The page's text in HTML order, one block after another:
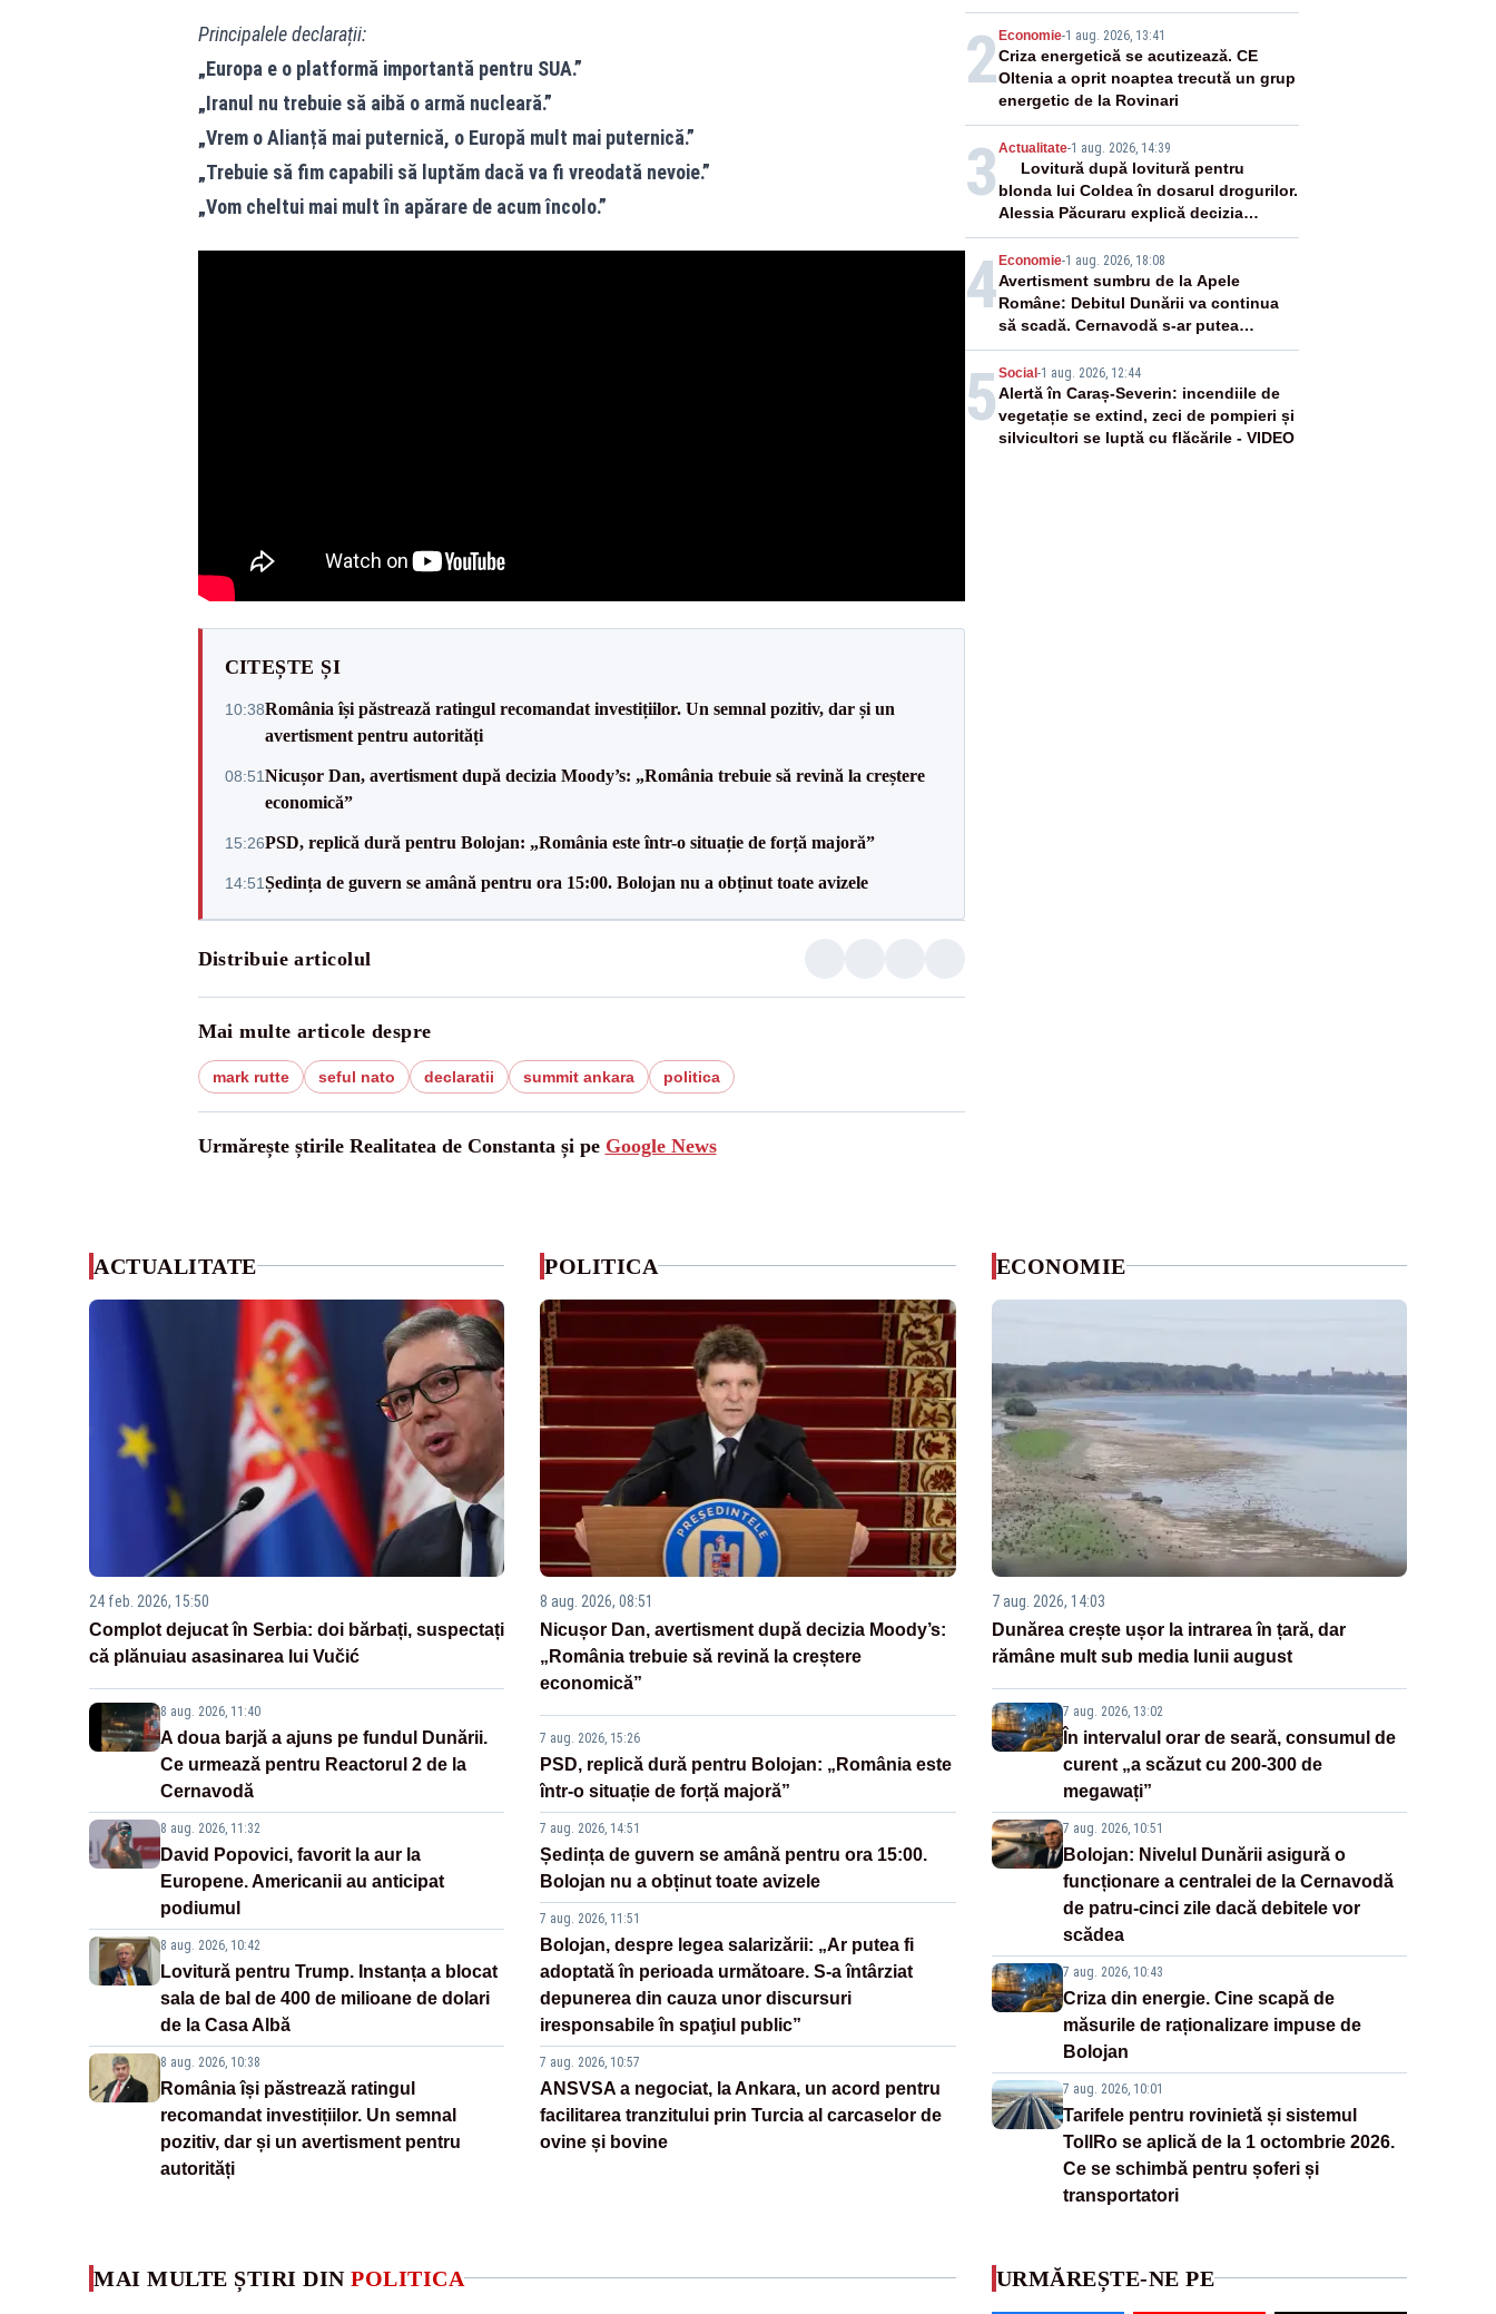
Principalele declarații:
„Europa e o platformă importantă pentru SUA.”
„Iranul nu trebuie să aibă o armă nucleară.”
„Vrem o Alianță mai puternică, o Europă mult mai puternică.”
„Trebuie să fim capabili să luptăm dacă va fi vreodată nevoie.”
„Vom cheltui mai mult în apărare de acum încolo.”
CITEȘTE ȘI
10:38România își păstrează ratingul recomandat investițiilor. Un semnal pozitiv, dar și un
avertisment pentru autorități
08:51Nicușor Dan, avertisment după decizia Moody’s: „România trebuie să revină la creștere
economică”
15:26PSD, replică dură pentru Bolojan: „România este într-o situație de forță majoră”
14:51Ședința de guvern se amână pentru ora 15:00. Bolojan nu a obținut toate avizele
Distribuie articolul
Mai multe articole despre
mark rutte seful nato declaratii summit ankara politica
Urmărește știrile Realitatea de Constanta și pe Google News
2Economie-1 aug. 2026, 13:41
Criza energetică se acutizează. CE
Oltenia a oprit noaptea trecută un grup
energetic de la Rovinari
3 Actualitate-1 aug. 2026, 14:39
Lovitură după lovitură pentru
blonda lui Coldea în dosarul drogurilor.
Alessia Păcuraru explică decizia
magistraților
4Economie-1 aug. 2026, 18:08
Avertisment sumbru de la Apele
Române: Debitul Dunării va continua
să scadă. Cernavodă s-ar putea
închide în 4 zile
5 Social-1 aug. 2026, 12:44
Alertă în Caraș-Severin: incendiile de
vegetație se extind, zeci de pompieri și
silvicultori se luptă cu flăcările - VIDEO
ACTUALITATE
24 feb. 2026, 15:50
Complot dejucat în Serbia: doi bărbați, suspectați
că plănuiau asasinarea lui Vučić
8 aug. 2026, 11:40
A doua barjă a ajuns pe fundul Dunării.
Ce urmează pentru Reactorul 2 de la
Cernavodă
8 aug. 2026, 11:32
David Popovici, favorit la aur la
Europene. Americanii au anticipat
podiumul
8 aug. 2026, 10:42
Lovitură pentru Trump. Instanța a blocat
sala de bal de 400 de milioane de dolari
de la Casa Albă
8 aug. 2026, 10:38
România își păstrează ratingul
recomandat investițiilor. Un semnal
pozitiv, dar și un avertisment pentru
autorități
POLITICA
8 aug. 2026, 08:51
Nicușor Dan, avertisment după decizia Moody’s:
„România trebuie să revină la creștere
economică”
7 aug. 2026, 15:26
PSD, replică dură pentru Bolojan: „România este
într-o situație de forță majoră”
7 aug. 2026, 14:51
Ședința de guvern se amână pentru ora 15:00.
Bolojan nu a obținut toate avizele
7 aug. 2026, 11:51
Bolojan, despre legea salarizării: „Ar putea fi
adoptată în perioada următoare. S-a întârziat
depunerea din cauza unor discursuri
iresponsabile în spaţiul public”
7 aug. 2026, 10:57
ANSVSA a negociat, la Ankara, un acord pentru
facilitarea tranzitului prin Turcia al carcaselor de
ovine și bovine
ECONOMIE
7 aug. 2026, 14:03
Dunărea crește ușor la intrarea în țară, dar
rămâne mult sub media lunii august
7 aug. 2026, 13:02
În intervalul orar de seară, consumul de
curent „a scăzut cu 200-300 de
megawați”
7 aug. 2026, 10:51
Bolojan: Nivelul Dunării asigură o
funcționare a centralei de la Cernavodă
de patru-cinci zile dacă debitele vor
scădea
7 aug. 2026, 10:43
Criza din energie. Cine scapă de
măsurile de raționalizare impuse de
Bolojan
7 aug. 2026, 10:01
Tarifele pentru rovinietă și sistemul
TollRo se aplică de la 1 octombrie 2026.
Ce se schimbă pentru șoferi și
transportatori
MAI MULTE ȘTIRI DIN POLITICA URMĂREȘTE-NE PE